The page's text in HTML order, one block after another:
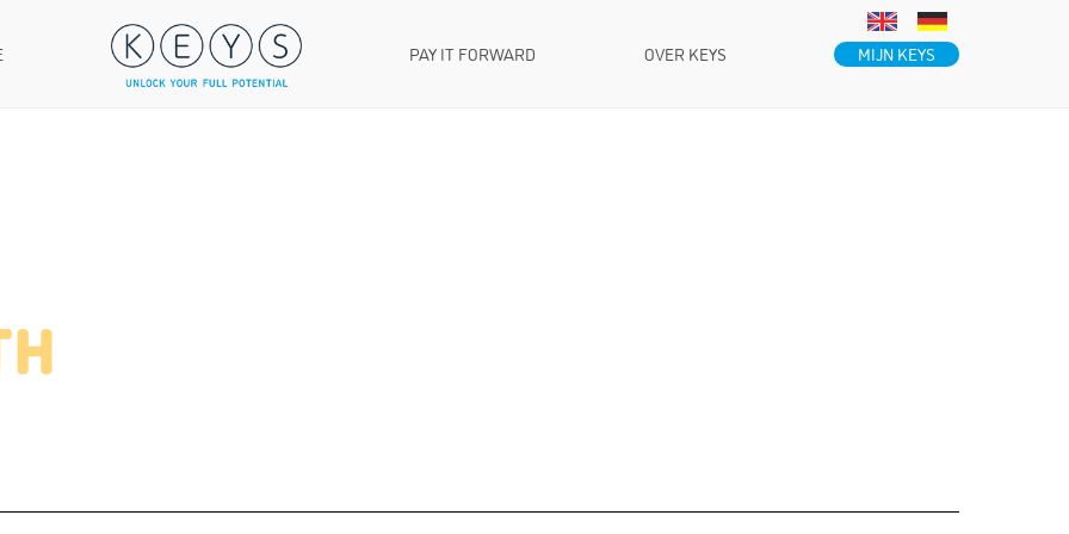
PAY IT FORWARD OVER KEYS MIJN KEYS